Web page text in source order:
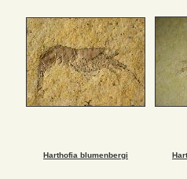
Harthofia blumenbergi